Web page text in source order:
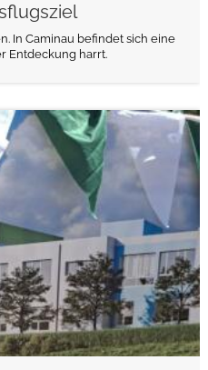
In Caminau befindet sich eine
Entdeckung harrt.